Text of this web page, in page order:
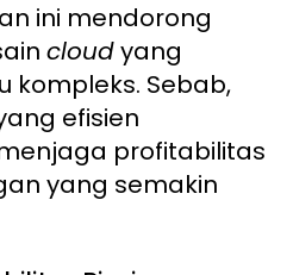
ini mendorong
cloudyang
kompleks. Sebab,
efisien
profitabilitas
yang semakin